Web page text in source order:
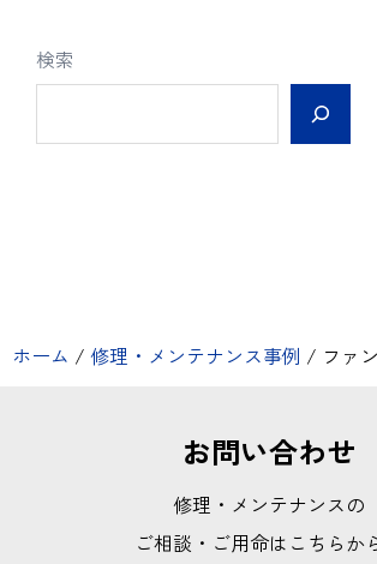
検索
ホーム / 修理・メンテナンス事例 / ファ
お問い合わせ
修理・メンテナンスの
ご相談・ご用命はこちらか